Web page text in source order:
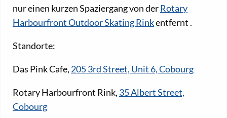
nur einen kurzen Spaziergang von derRotary
Harbourfront Outdoor Skating Rinkentfernt .
Standorte:
Das Pink Cafe, 205 3rd Street, Unit 6, Cobourg
Rotary Harbourfront Rink, 35 Albert Street,
Cobourg